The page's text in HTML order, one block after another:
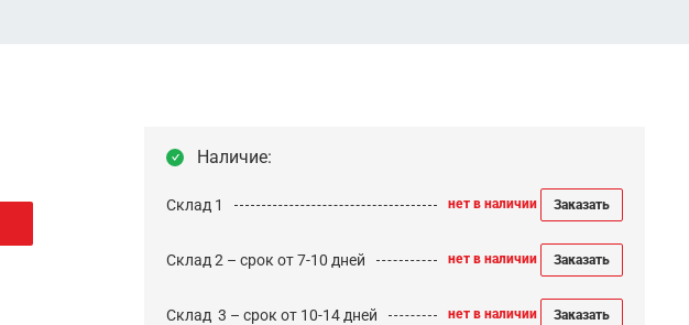
Наличие:
Склад 1 нет в наличии Заказать
Склад 2 – срок от 7-10 дней нет в наличии Заказать
Cклад 3 – срок от 10-14 дней нет в наличии Заказать